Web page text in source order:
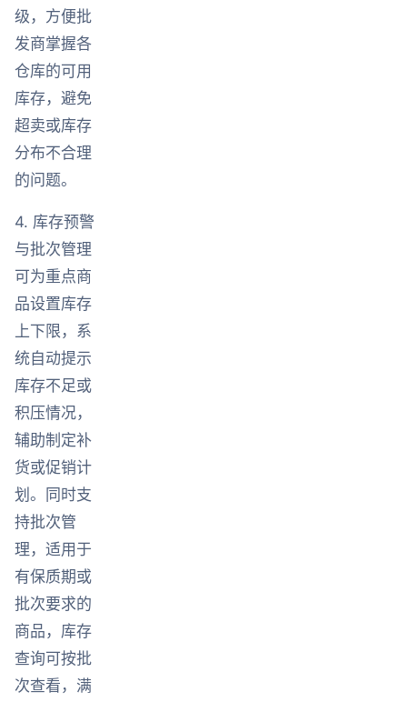
级，方便批
发商掌握各
仓库的可用
库存，避免
超卖或库存
分布不合理
的问题。
4. 库存预警
与批次管理
可为重点商
品设置库存
上下限，系
统自动提示
库存不足或
积压情况，
辅助制定补
货或促销计
划。同时支
持批次管
理，适用于
有保质期或
批次要求的
商品，库存
查询可按批
次查看，满